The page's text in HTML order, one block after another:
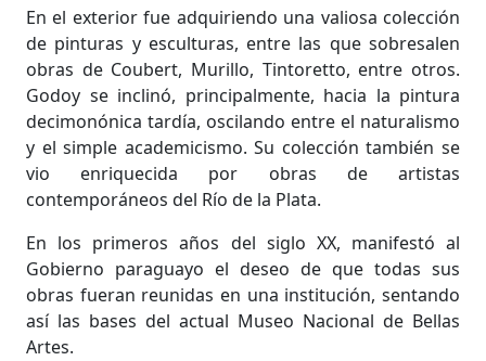
En el exterior fue adquiriendo una valiosa colección
de pinturas y esculturas, entre las que sobresalen
obras de Coubert, Murillo, Tintoretto, entre otros.
Godoy se inclinó, principalmente, hacia la pintura
decimonónica tardía, oscilando entre el naturalismo
y el simple academicismo. Su colección también se
vio enriquecida por obras de artistas
contemporáneos del Río de la Plata.
En los primeros años del siglo XX, manifestó al
Gobierno paraguayo el deseo de que todas sus
obras fueran reunidas en una institución, sentando
así las bases del actual Museo Nacional de Bellas
Artes.